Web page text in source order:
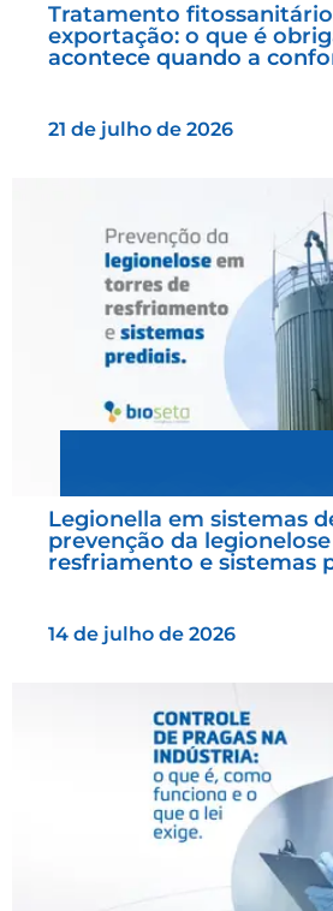
Tratamento
exportação: o que é
acontece quando a
21 de julho de 2026
Legionella em sistemas
prevenção da
resfriamento e sistemas
14 de julho de 2026